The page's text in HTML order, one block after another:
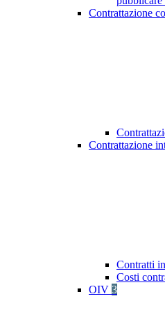
Contrattazione
Contrattazione
Contratti
Costi
OIV 3